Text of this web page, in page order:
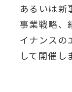
あるいは新
事業戦略、
イナンスの
して開催し